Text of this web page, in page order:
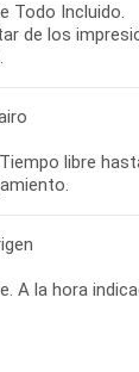
Todo Incluido.
de los
libre
A la hora